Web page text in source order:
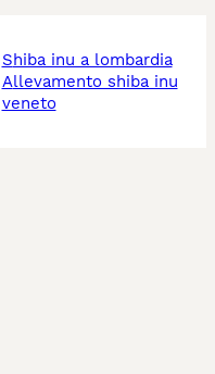
shiba inu a lombardia
allevamento shiba inu
veneto